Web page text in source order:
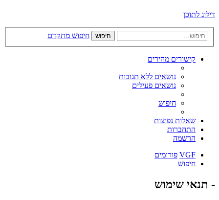
דילוג לתוכן
חיפוש חיפוש מתקדם
קישורים מהירים
נושאים ללא תגובות
נושאים פעילים
חיפוש
שאלות נפוצות
התחברות
הרשמה
VGF פורומים
חיפוש
- תנאי שימוש